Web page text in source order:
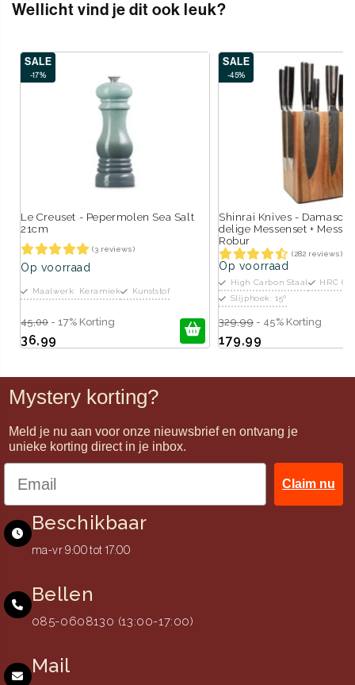
Wellicht vind je dit ook leuk?
SALE
-17%
Le Creuset - Pepermolen Sea Salt
21cm
(3 reviews)
Op voorraad
Maalwerk: Keramiek Kunststof
45,00 - 17% Korting
36,99
SALE
-45%
Shinrai Knives -
delige Messenset +
Robur
(282 reviews)
Op voorraad
High Carbon Staal
HRC 60
Slijphoek: 15º
329,99 - 45% Korting
179,99
Mystery korting?
Meld je nu aan voor onze nieuwsbrief en ontvang je
unieke korting direct in je inbox.
Claim nu
Beschikbaar
ma-vr 9:00 tot 17:00
Bellen
085-0608130 (13:00-17:00)
Mail